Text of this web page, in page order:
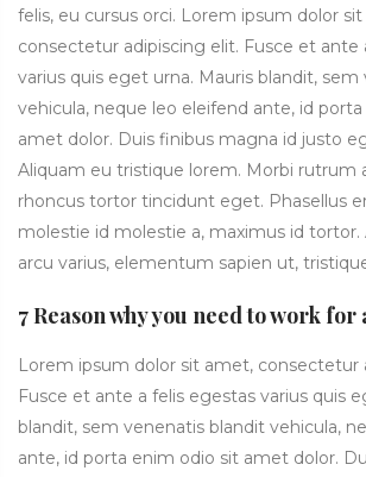
felis, eu cursus orci. Lorem ipsum dolor
consectetur adipiscing elit. Fusce et ante
varius quis eget urna. Mauris blandit,
vehicula, neque leo eleifend ante, id
amet dolor. Duis finibus magna id justo
Aliquam eu tristique lorem. Morbi rutrum
rhoncus tortor tincidunt eget. Phasellus
molestie id molestie a, maximus id
arcu varius, elementum sapien ut,
7 Reason why you need to work
Lorem ipsum dolor sit amet, consectetur
Fusce et ante a felis egestas varius quis
blandit, sem venenatis blandit vehicula,
ante, id porta enim odio sit amet dolor.